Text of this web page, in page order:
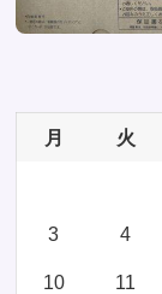
月 火
3 4
10 11